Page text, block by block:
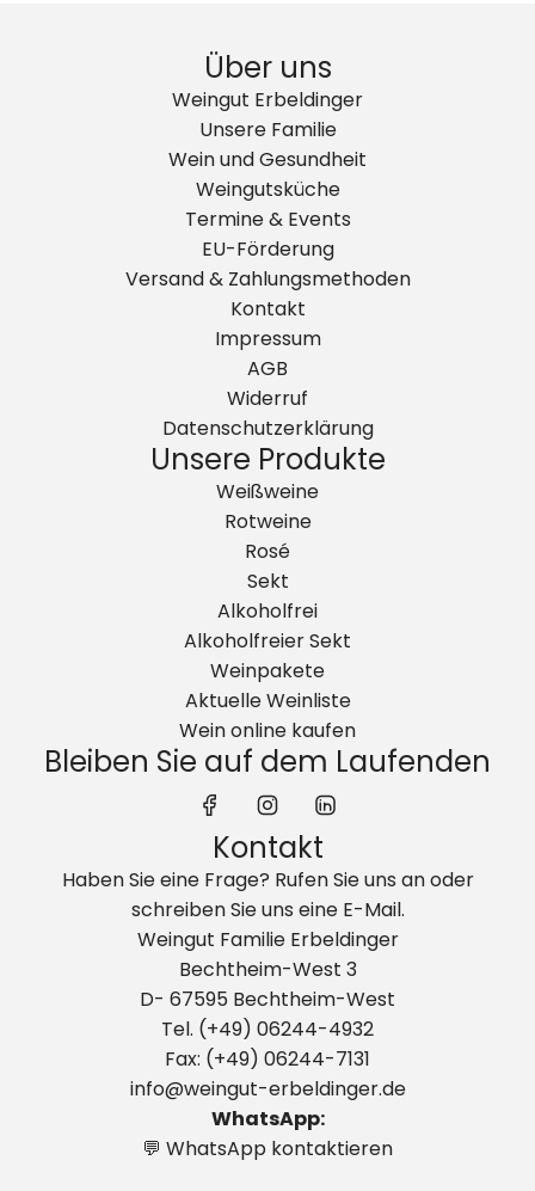
Über uns
Weingut Erbeldinger
Unsere Familie
Wein und Gesundheit
Weingutsküche
Termine & Events
EU-Förderung
Versand & Zahlungsmethoden
Kontakt
Impressum
AGB
Widerruf
Datenschutzerklärung
Unsere Produkte
Weißweine
Rotweine
Rosé
Sekt
Alkoholfrei
Alkoholfreier Sekt
Weinpakete
Aktuelle Weinliste
Wein online kaufen
Bleiben Sie auf dem Laufenden
Kontakt
Haben Sie eine Frage? Rufen Sie uns an oder
schreiben Sie uns eine E-Mail.
Weingut Familie Erbeldinger
Bechtheim-West 3
D- 67595 Bechtheim-West
Tel. (+49) 06244-4932
Fax: (+49) 06244-7131
info@weingut-erbeldinger.de
WhatsApp:
💬 WhatsApp kontaktieren